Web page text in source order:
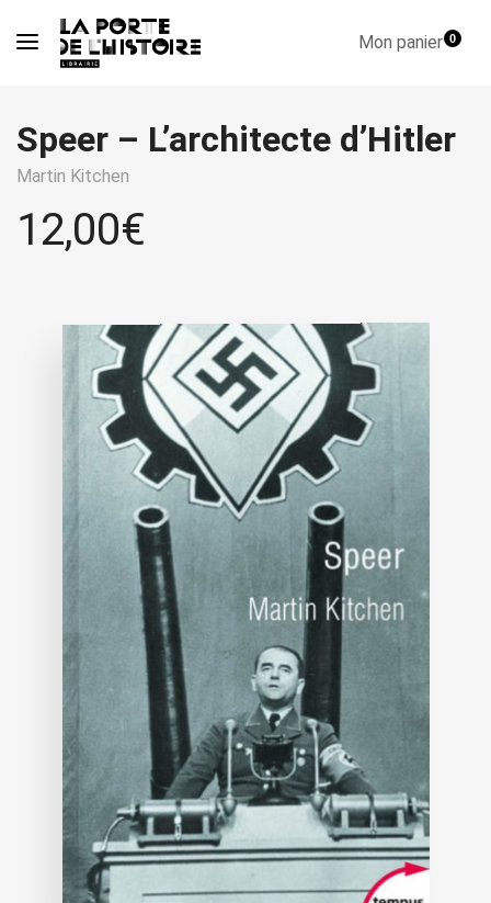
Mon panier0
Speer – L’architecte d’Hitler
Martin Kitchen
12,00€